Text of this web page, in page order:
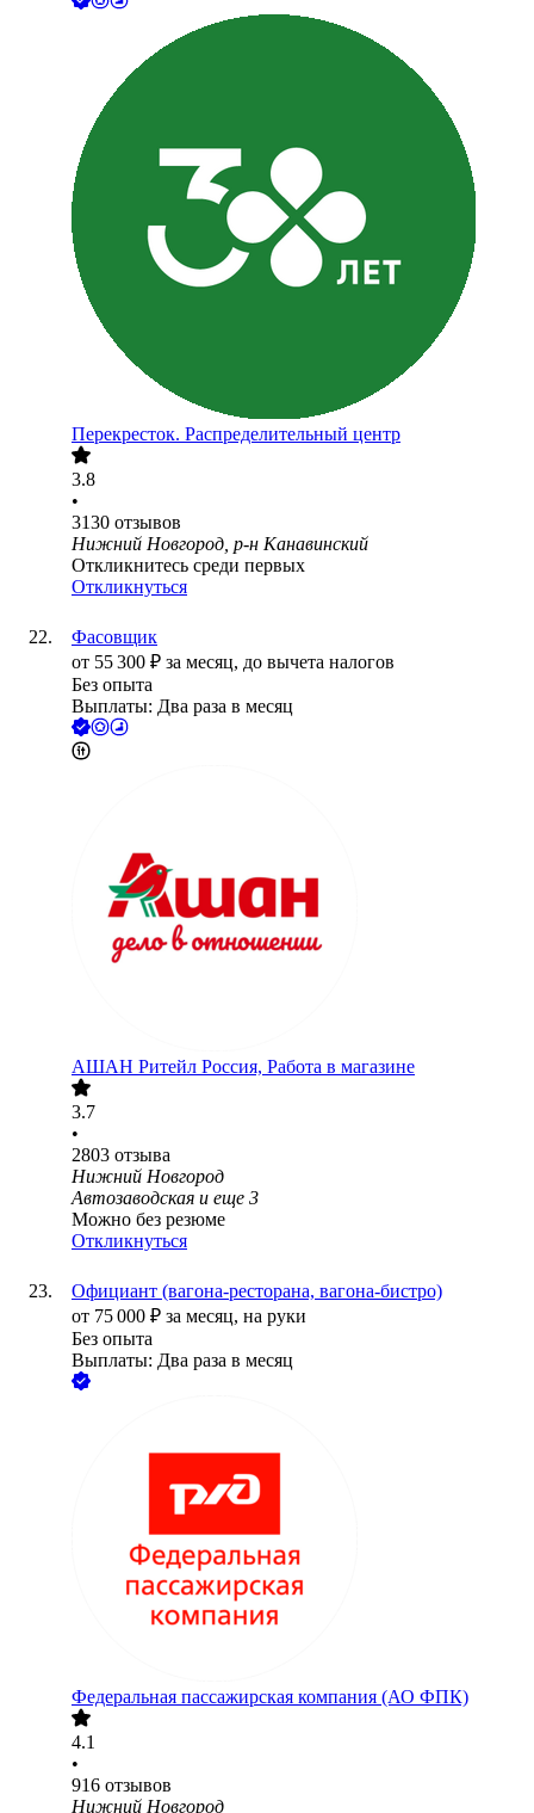
Перекресток. Распределительный центр
3.8
•
3130 отзывов
Нижний Новгород, р-н Канавинский
Откликнитесь среди первых
Откликнуться
Фасовщик
от 55 300 ₽ за месяц, до вычета налогов
Без опыта
Выплаты: Два раза в месяц
АШАН Ритейл Россия, Работа в магазине
3.7
•
2803 отзыва
Нижний Новгород
Автозаводская и еще 3
Можно без резюме
Откликнуться
Официант (вагона-ресторана, вагона-бистро)
от 75 000 ₽ за месяц, на руки
Без опыта
Выплаты: Два раза в месяц
Федеральная пассажирская компания (АО ФПК)
4.1
•
916 отзывов
Нижний Новгород